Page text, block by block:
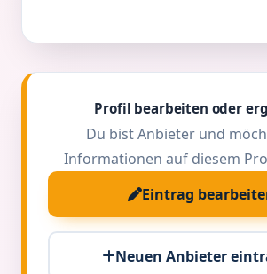
Profil bearbeiten oder
Du bist Anbieter und
Informationen auf diesem
Eintrag
Neuen Anbieter